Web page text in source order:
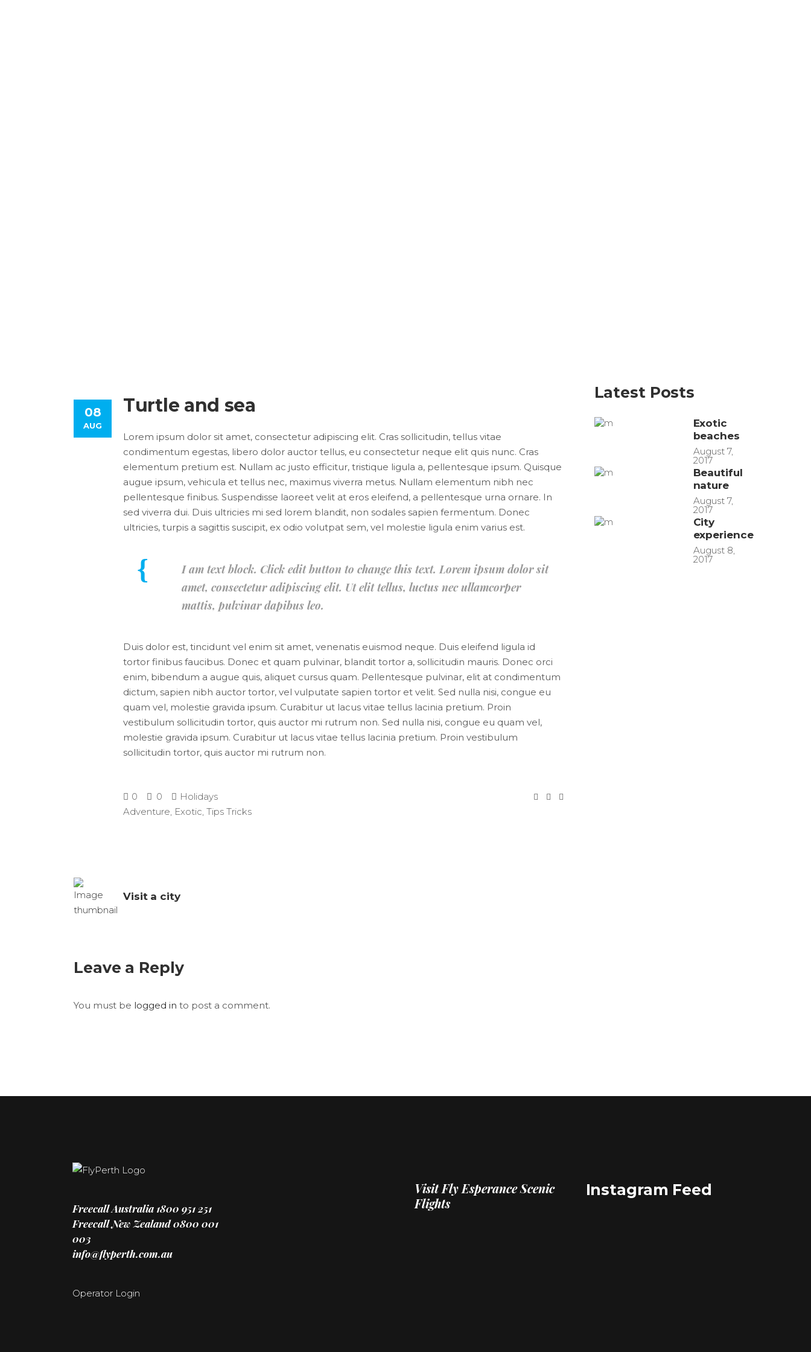
08
AUG
Turtle and sea
Lorem ipsum dolor sit amet, consectetur adipiscing elit. Cras sollicitudin, tellus vitae
condimentum egestas, libero dolor auctor tellus, eu consectetur neque elit quis nunc. Cras
elementum pretium est. Nullam ac justo efficitur, tristique ligula a, pellentesque ipsum. Quisque
augue ipsum, vehicula et tellus nec, maximus viverra metus. Nullam elementum nibh nec
pellentesque finibus. Suspendisse laoreet velit at eros eleifend, a pellentesque urna ornare. In
sed viverra dui. Duis ultricies mi sed lorem blandit, non sodales sapien fermentum. Donec
ultricies, turpis a sagittis suscipit, ex odio volutpat sem, vel molestie ligula enim varius est.
I am text block. Click edit button to change this text. Lorem ipsum dolor sit
amet, consectetur adipiscing elit. Ut elit tellus, luctus nec ullamcorper
mattis, pulvinar dapibus leo.
Duis dolor est, tincidunt vel enim sit amet, venenatis euismod neque. Duis eleifend ligula id
tortor finibus faucibus. Donec et quam pulvinar, blandit tortor a, sollicitudin mauris. Donec orci
enim, bibendum a augue quis, aliquet cursus quam. Pellentesque pulvinar, elit at condimentum
dictum, sapien nibh auctor tortor, vel vulputate sapien tortor et velit. Sed nulla nisi, congue eu
quam vel, molestie gravida ipsum. Curabitur ut lacus vitae tellus lacinia pretium. Proin
vestibulum sollicitudin tortor, quis auctor mi rutrum non. Sed nulla nisi, congue eu quam vel,
molestie gravida ipsum. Curabitur ut lacus vitae tellus lacinia pretium. Proin vestibulum
sollicitudin tortor, quis auctor mi rutrum non.
0 0
Holidays
Adventure, Exotic, Tips Tricks
Visit a city
Leave a Reply
You must be logged in to post a comment.
Latest Posts
Exotic
beaches
August 7,
2017
Beautiful
nature
August 7,
2017
City
experience
August 8,
2017
Freecall Australia 1800 951 251
Freecall New Zealand0800 001
003
info@flyperth.com.au
Operator Login
VisitFly Esperance Scenic
Flights
Instagram Feed